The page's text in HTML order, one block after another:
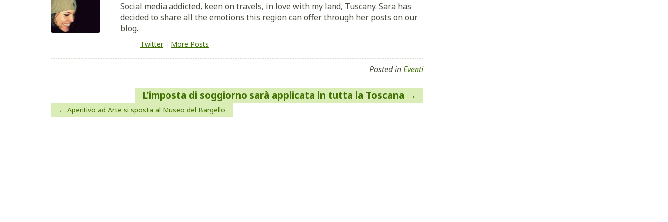
Social media addicted, keen on travels, in love with my land, Tuscany. Sara has
decided to share all the emotions this region can offer through her posts on our
blog.
Twitter| More Posts
Posted inEventi
articoli
L’imposta di soggiorno sarà applicata in tutta la Toscana
Aperitivo ad Arte si sposta al Museo del Bargello